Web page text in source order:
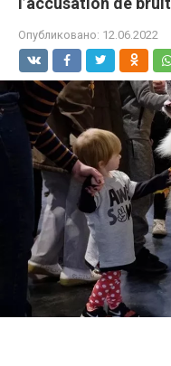
Опубликовано: 12.06.2022